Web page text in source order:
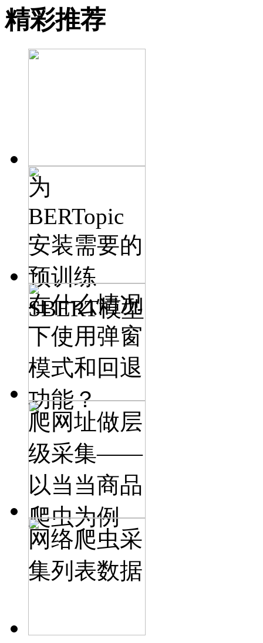
精彩推荐
为
BERTopic
安装需要的
预训练
SBERT模型
在什么情况
下使用弹窗
模式和回退
功能？
爬网址做层
级采集——
以当当商品
爬虫为例
网络爬虫采
集列表数据